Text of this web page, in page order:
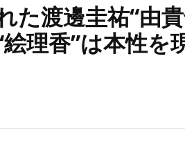
た渡邊圭祐“由
絵理香”は本性を